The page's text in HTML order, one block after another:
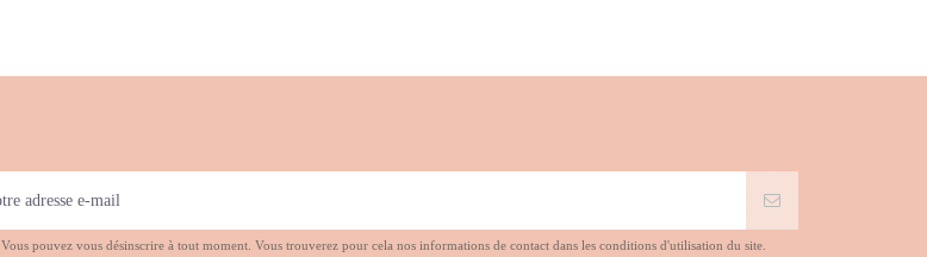
Vous pouvez vous désinscrire à tout moment. Vous trouverez pour cela nos informations de contact dans les conditions d'utilisation du site.